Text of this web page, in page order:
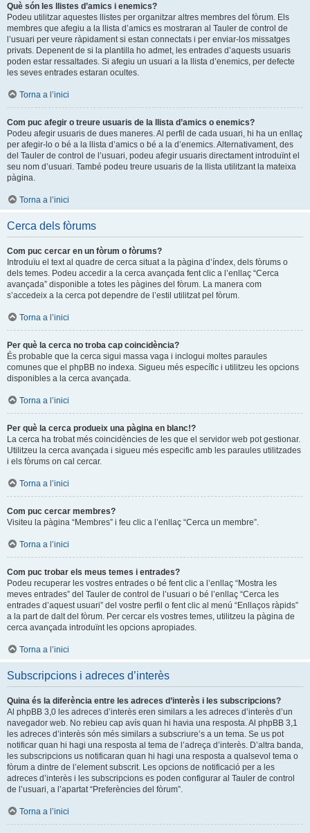
Què són les llistes d’amics i enemics?
Podeu utilitzar aquestes llistes per organitzar altres membres del fòrum. Els
membres que afegiu a la llista d’amics es mostraran al Tauler de control de
l’usuari per veure ràpidament si estan connectats i per enviar-los missatges
privats. Depenent de si la plantilla ho admet, les entrades d’aquests usuaris
poden estar ressaltades. Si afegiu un usuari a la llista d’enemics, per defecte
les seves entrades estaran ocultes.
Torna a l’inici
Com puc afegir o treure usuaris de la llista d’amics o enemics?
Podeu afegir usuaris de dues maneres. Al perfil de cada usuari, hi ha un enllaç
per afegir-lo o bé a la llista d’amics o bé a la d’enemics. Alternativament, des
del Tauler de control de l’usuari, podeu afegir usuaris directament introduïnt el
seu nom d’usuari. També podeu treure usuaris de la llista utilitzant la mateixa
pàgina.
Torna a l’inici
Cerca dels fòrums
Com puc cercar en un fòrum o fòrums?
Introduïu el text al quadre de cerca situat a la pàgina d’índex, dels fòrums o
dels temes. Podeu accedir a la cerca avançada fent clic a l’enllaç “Cerca
avançada” disponible a totes les pàgines del fòrum. La manera com
s’accedeix a la cerca pot dependre de l’estil utilitzat pel fòrum.
Torna a l’inici
Per què la cerca no troba cap coincidència?
És probable que la cerca sigui massa vaga i inclogui moltes paraules
comunes que el phpBB no indexa. Sigueu més específic i utilitzeu les opcions
disponibles a la cerca avançada.
Torna a l’inici
Per què la cerca produeix una pàgina en blanc!?
La cerca ha trobat més coincidències de les que el servidor web pot gestionar.
Utilitzeu la cerca avançada i sigueu més especific amb les paraules utilitzades
i els fòrums on cal cercar.
Torna a l’inici
Com puc cercar membres?
Visiteu la pàgina “Membres” i feu clic a l’enllaç “Cerca un membre”.
Torna a l’inici
Com puc trobar els meus temes i entrades?
Podeu recuperar les vostres entrades o bé fent clic a l’enllaç “Mostra les
meves entrades” del Tauler de control de l’usuari o bé l’enllaç “Cerca les
entrades d’aquest usuari” del vostre perfil o fent clic al menú “Enllaços ràpids”
a la part de dalt del fòrum. Per cercar els vostres temes, utilitzeu la pàgina de
cerca avançada introduïnt les opcions apropiades.
Torna a l’inici
Subscripcions i adreces d’interès
Quina és la diferència entre les adreces d’interès i les subscripcions?
Al phpBB 3,0 les adreces d’interès eren similars a les adreces d’interès d’un
navegador web. No rebieu cap avís quan hi havia una resposta. Al phpBB 3,1
les adreces d’interès són més similars a subscriure’s a un tema. Se us pot
notificar quan hi hagi una resposta al tema de l’adreça d’interès. D’altra banda,
les subscripcions us notificaran quan hi hagi una resposta a qualsevol tema o
fòrum a dintre de l’element subscrit. Les opcions de notificació per a les
adreces d’interès i les subscripcions es poden configurar al Tauler de control
de l’usuari, a l’apartat “Preferències del fòrum”.
Torna a l’inici